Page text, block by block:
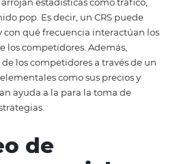
de sitios
integrados, un CRS puede